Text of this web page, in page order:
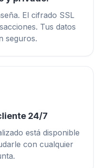
El cifrado SSL
Tus datos
seguros.
24/7
está disponible
con cualquier